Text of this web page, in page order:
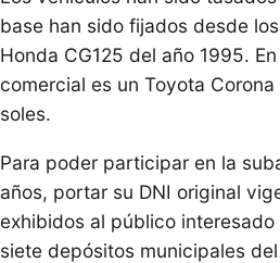
base han sido fijados desde
Honda CG125 del año 1995.
comercial es un Toyota
soles.
Para poder participar en la
años, portar su DNI original
exhibidos al público
siete depósitos municipales